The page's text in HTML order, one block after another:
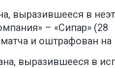
выразившееся в
– «Сипар» (28
и оштрафован на
выразившееся в